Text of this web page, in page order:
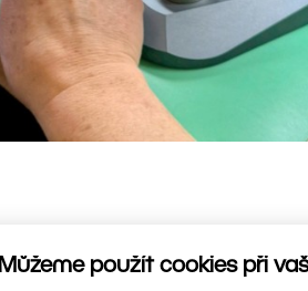
Můžeme použít cookies při